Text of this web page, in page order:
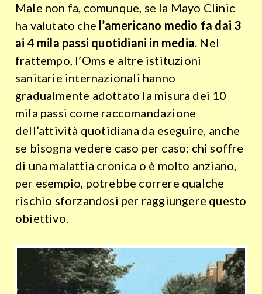
Male non fa, comunque, se la Mayo Clinic
ha valutato che l’americano medio fa dai 3
ai 4 mila passi quotidiani in media. Nel
frattempo, l’Oms e altre istituzioni
sanitarie internazionali hanno
gradualmente adottato la misura dei 10
mila passi come raccomandazione
dell’attività quotidiana da eseguire, anche
se bisogna vedere caso per caso: chi soffre
di una malattia cronica o è molto anziano,
per esempio, potrebbe correre qualche
rischio sforzandosi per raggiungere questo
obiettivo.